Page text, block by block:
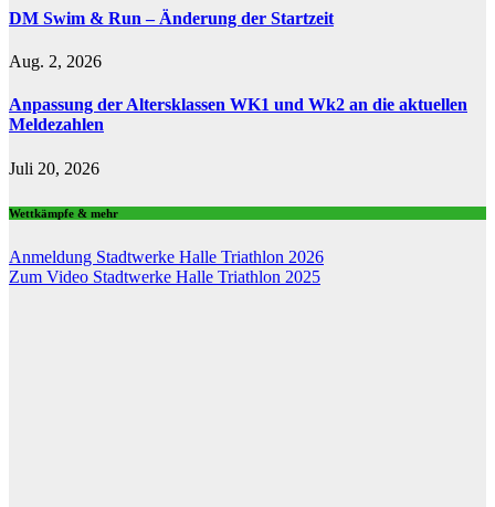
DM Swim & Run – Änderung der Startzeit
Aug. 2, 2026
Anpassung der Altersklassen WK1 und Wk2 an die aktuellen
Meldezahlen
Juli 20, 2026
Wettkämpfe & mehr
Anmeldung Stadtwerke Halle Triathlon 2026
Zum Video Stadtwerke Halle Triathlon 2025